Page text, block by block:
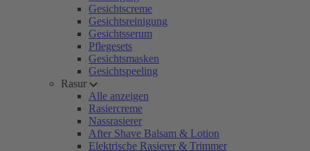
Gesichtscreme
Gesichtsreinigung
Gesichtsserum
Pflegesets
Gesichtsmasken
Gesichtspeeling
Rasur
Alle anzeigen
Rasiercreme
Nassrasierer
After Shave Balsam & Lotion
Elektrische Rasierer & Trimmer